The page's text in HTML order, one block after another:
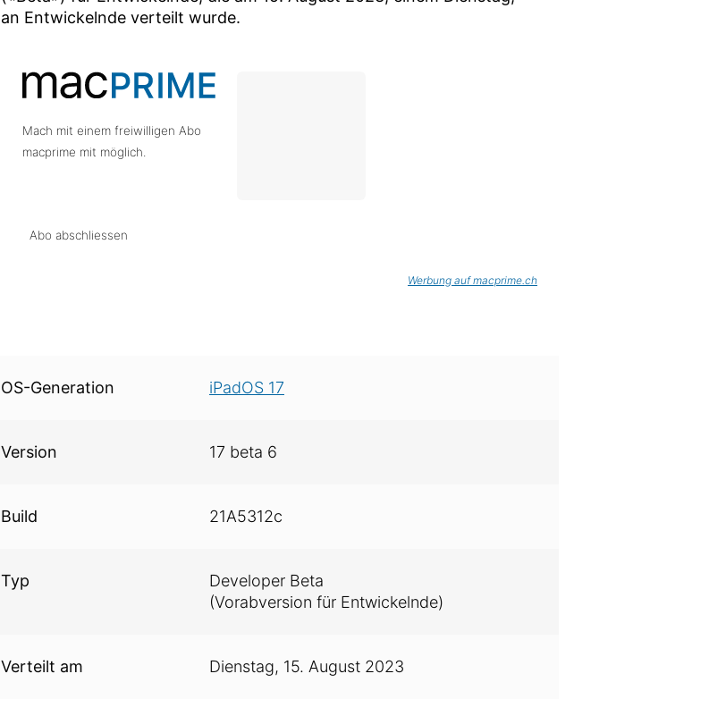
an Entwickelnde verteilt wurde.
Mach mit einem freiwilligen Abo
macprime mit möglich.
Abo abschliessen
Werbung auf macprime.ch
OS-Generation
iPadOS 17
Version 17 beta 6
Build 21A5312c
Typ
Developer Beta
(Vorabversion für Entwickelnde)
Verteilt am Dienstag, 15. August 2023